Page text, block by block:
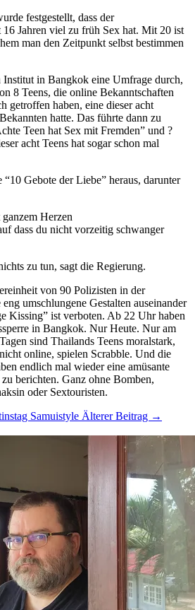
festgestellt, dass der
Jahren viel zu früh Sex hat. Mit 20 ist
man den Zeitpunkt selbst bestimmen
Institut in Bangkok eine Umfrage durch,
8 Teens, die online Bekanntschaften
getroffen haben, eine dieser acht
hatte. Das führte dann zu
Teen hat Sex mit Fremden” und ?
acht Teens hat sogar schon mal
Gebote der Liebe” heraus, darunter
Herzen
dass du nicht vorzeitig schwanger
zu tun, sagt die Regierung.
von 90 Polizisten in der
umschlungene Gestalten auseinander
Kissing” ist verboten. Ab 22 Uhr haben
in Bangkok. Nur Heute. Nur am
sind Thailands Teens moralstark,
online, spielen Scrabble. Und die
endlich mal wieder eine amüsante
berichten. Ganz ohne Bomben,
oder Sextouristen.
Samuistyle Älterer Beitrag →